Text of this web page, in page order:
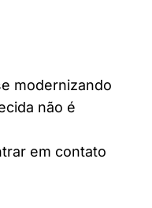
modernizando
não é
em contato